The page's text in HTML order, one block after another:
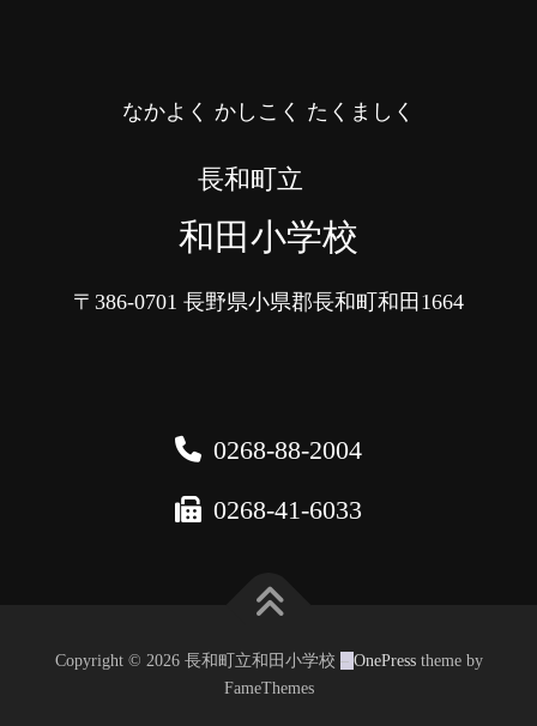
なかよく かしこく たくましく
長和町立
和田小学校
〒386-0701 長野県小県郡長和町和田1664
0268-88-2004
0268-41-6033
Copyright © 2026 長和町立和田小学校 – OnePresstheme by
FameThemes